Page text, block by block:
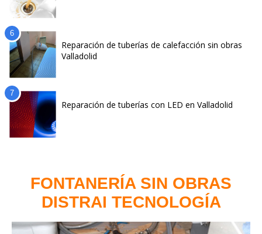
Reparación de tuberías de calefacción sin obras
Valladolid
Reparación de tuberías con LED en Valladolid
FONTANERÍA SIN OBRAS
DISTRAI TECNOLOGÍA